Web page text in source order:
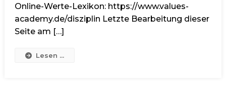
Online-Werte-Lexikon: https://www.values-
academy.de/disziplin Letzte Bearbeitung dieser
Seite am […]
Lesen ...